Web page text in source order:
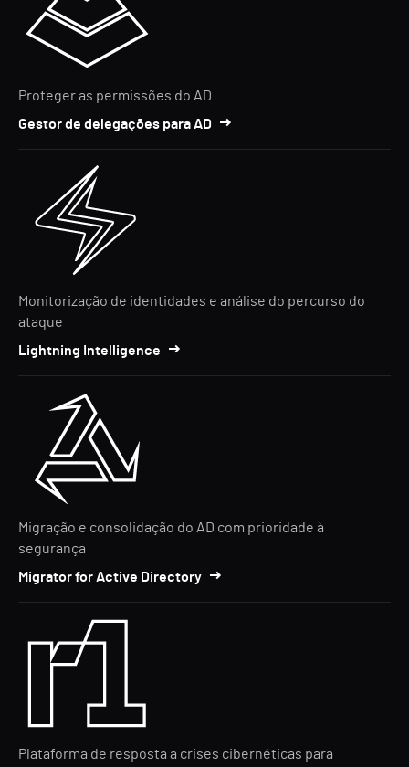
Proteger as permissões do AD
Gestor de delegações para AD
Monitorização de identidades e análise do percurso do
ataque
Lightning Intelligence
Migração e consolidação do AD com prioridade à
segurança
Migrator for Active Directory
Plataforma de resposta a crises cibernéticas para